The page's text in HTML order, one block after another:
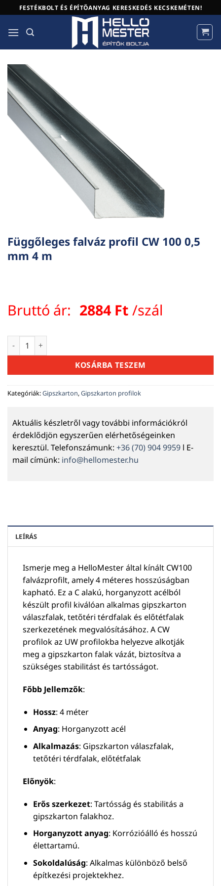
to
content
FESTÉKBOLT ÉS ÉPÍTŐANYAG KERESKEDÉS KECSKEMÉTEN!
Függőleges falváz profil CW 100 0,5
mm 4 m
Bruttó ár: 2884 Ft /szál
Függőleges falváz profil CW 100 0,5 mm 4 m mennyiség
KOSÁRBA TESZEM
Kategóriák:Gipszkarton,Gipszkarton profilok
Aktuális készletről vagy további információkról
érdeklődjön egyszerűen elérhetőségeinken
keresztül. Telefonszámunk: +36 (70) 904 9959 l E-
mail címünk: info@hellomester.hu
LEÍRÁS
Ismerje meg a HelloMester által kínált CW100
falvázprofilt, amely 4 méteres hosszúságban
kapható. Ez a C alakú, horganyzott acélból
készült profil kiválóan alkalmas gipszkarton
válaszfalak, tetőtéri térdfalak és előtétfalak
szerkezetének megvalósításához. A CW
profilok az UW profilokba helyezve alkotják
meg a gipszkarton falak vázát, biztosítva a
szükséges stabilitást és tartósságot.
Főbb Jellemzők:
Hossz: 4 méter
Anyag: Horganyzott acél
Alkalmazás: Gipszkarton válaszfalak,
tetőtéri térdfalak, előtétfalak
Előnyök:
Erős szerkezet: Tartósság és stabilitás a
gipszkarton falakhoz.
Horganyzott anyag: Korrózióálló és hosszú
élettartamú.
Sokoldalúság: Alkalmas különböző belső
építkezési projektekhez.